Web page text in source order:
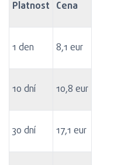
Platnost Cena
1 den 8,1 eur
10 dní 10,8 eur
30 dní 17,1 eur